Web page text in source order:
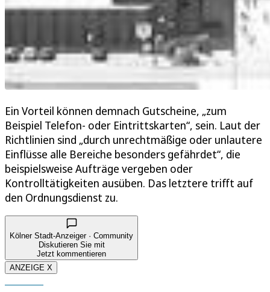
Ein Vorteil können demnach Gutscheine, „zum
Beispiel Telefon- oder Eintrittskarten“, sein. Laut der
Richtlinien sind „durch unrechtmäßige oder unlautere
Einflüsse alle Bereiche besonders gefährdet“, die
beispielsweise Aufträge vergeben oder
Kontrolltätigkeiten ausüben. Das letztere trifft auf
den Ordnungsdienst zu.
Kölner Stadt-Anzeiger · Community
Diskutieren Sie mit
Jetzt kommentieren
ANZEIGE X